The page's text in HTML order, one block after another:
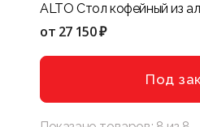
ALTO Стол кофейный из
от 27 150 ₽
Под